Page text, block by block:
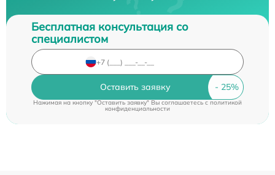
Бесплатная консультация со
специалистом
Оставить заявку
Нажимая на кнопку "Оставить заявку" Вы соглашаетесь cполитикой
конфиденциальности